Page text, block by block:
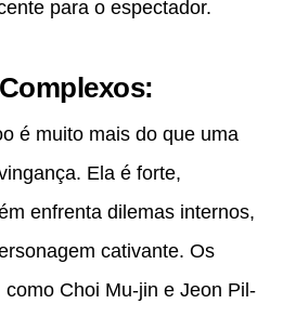
para o espectador.
:
é muito mais do que uma
Ela é forte,
enfrenta dilemas internos,
cativante. Os
Choi Mu-jin e Jeon Pil-